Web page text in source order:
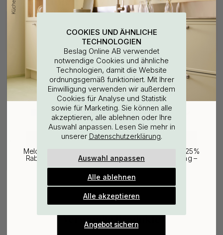
Oberflächenreinigungstuch
3.60 €
Verwandte Produkte
COOKIES UND ÄHNLICHE
TECHNOLOGIEN
Beslag Online AB verwendet
notwendige Cookies und ähnliche
Technologien, damit die Website
ordnungsgemäß funktioniert. Mit Ihrer
Einwilligung verwenden wir außerdem
Cookies für Analyse und Statistik
sowie für Marketing. Sie können alle
akzeptieren, alle ablehnen oder Ihre
Auswahl anpassen. Lesen Sie mehr in
unserer Datenschutzerklärung.
Auswahl anpassen
Alle ablehnen
Alle akzeptieren
WOULD YOU RATHER VISIT?
EU
CHANGE COUNTRY
25% Rabatt auf deinen
günstigsten Artikel
Melde dich für unseren Newsletter an und erhalte 25%
Rabatt auf den günstigsten Artikel deiner Bestellung –
plus Inspiration und exklusive Angebote.
Gültig bis zum 31. August
Angebot sichern